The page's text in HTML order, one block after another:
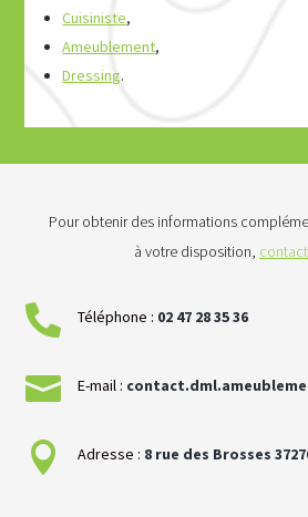
Cuisiniste,
Ameublement,
Dressing.
Pour obtenir des informations
à votre disposition,
 Téléphone : 02 47 283536
 E-mail :
 Adresse : 8 rue des Brosses